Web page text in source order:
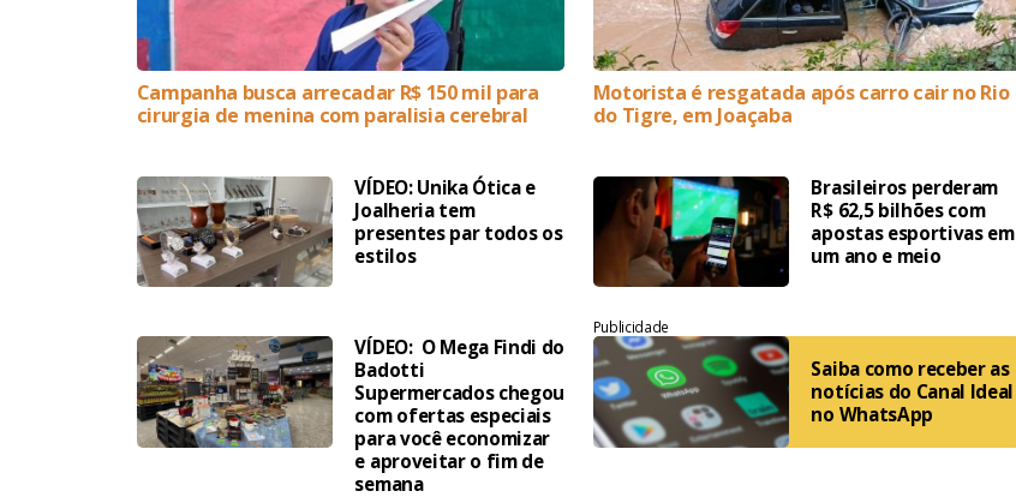
Campanha busca arrecadar R$ 150 mil para
cirurgia de menina com paralisia cerebral
Motorista é resgatada após carro cair no Rio
do Tigre, em Joaçaba
VÍDEO: Unika Ótica e
Joalheria tem
presentes par todos os
estilos
Brasileiros perderam
R$ 62,5 bilhões com
apostas esportivas em
um ano e meio
VÍDEO: O Mega Findi do
Badotti
Supermercados chegou
com ofertas especiais
para você economizar
e aproveitar o fim de
semana
Publicidade
Saiba como receber as
notícias do Canal Ideal
no WhatsApp